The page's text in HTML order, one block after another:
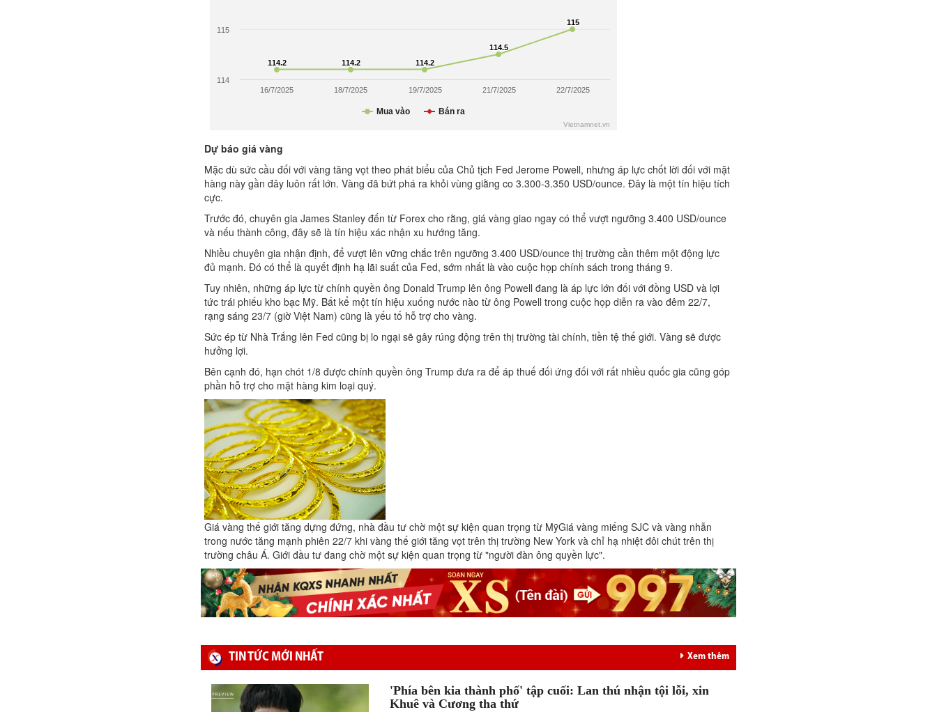
Dự báo giá vàng
Mặc dù sức cầu đối với vàng tăng vọt theo phát biểu của Chủ tịch Fed Jerome Powell, nhưng áp lực chốt lời đối với mặt
hàng này gần đây luôn rất lớn. Vàng đã bứt phá ra khỏi vùng giằng co 3.300-3.350 USD/ounce. Đây là một tín hiệu tích
cực.
Trước đó, chuyên gia James Stanley đến từ Forex cho rằng, giá vàng giao ngay có thể vượt ngưỡng 3.400 USD/ounce
và nếu thành công, đây sẽ là tín hiệu xác nhận xu hướng tăng.
Nhiều chuyên gia nhận định, để vượt lên vững chắc trên ngưỡng 3.400 USD/ounce thị trường cần thêm một động lực
đủ mạnh. Đó có thể là quyết định hạ lãi suất của Fed, sớm nhất là vào cuộc họp chính sách trong tháng 9.
Tuy nhiên, những áp lực từ chính quyền ông Donald Trump lên ông Powell đang là áp lực lớn đối với đồng USD và lợi
tức trái phiếu kho bạc Mỹ. Bất kể một tín hiệu xuống nước nào từ ông Powell trong cuộc họp diễn ra vào đêm 22/7,
rạng sáng 23/7 (giờ Việt Nam) cũng là yếu tố hỗ trợ cho vàng.
Sức ép từ Nhà Trắng lên Fed cũng bị lo ngại sẽ gây rúng động trên thị trường tài chính, tiền tệ thế giới. Vàng sẽ được
hưởng lợi.
Bên cạnh đó, hạn chót 1/8 được chính quyền ông Trump đưa ra để áp thuế đối ứng đối với rất nhiều quốc gia cũng góp
phần hỗ trợ cho mặt hàng kim loại quý.
Giá vàng thế giới tăng dựng đứng, nhà đầu tư chờ một sự kiện quan trọng từ MỹGiá vàng miếng SJC và vàng nhẫn
trong nước tăng mạnh phiên 22/7 khi vàng thế giới tăng vọt trên thị trường New York và chỉ hạ nhiệt đôi chút trên thị
trường châu Á. Giới đầu tư đang chờ một sự kiện quan trọng từ "người đàn ông quyền lực".
TIN TỨC MỚI NHẤT Xem thêm
'Phía bên kia thành phố' tập cuối: Lan thú nhận tội lỗi, xin
Khuê và Cương tha thứ